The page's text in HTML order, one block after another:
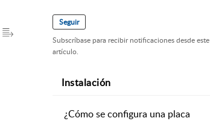
Seguir
Subscríbase para recibir notificaciones desde este
artículo.
Instalación
¿Cómo se configura una placa